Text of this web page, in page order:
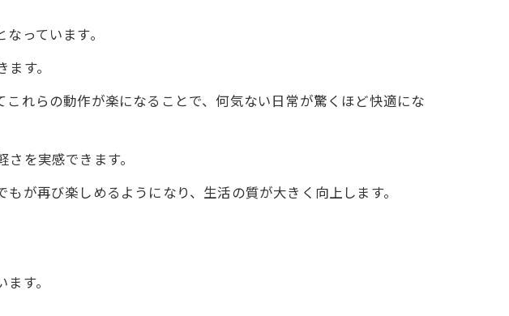
っています。
す。
れらの動作が楽になることで、何気ない日常が驚くほど快適にな
を実感できます。
が再び楽しめるようになり、生活の質が大きく向上します。
す。